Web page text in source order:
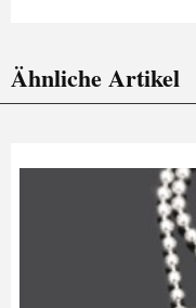
Ähnliche Artikel